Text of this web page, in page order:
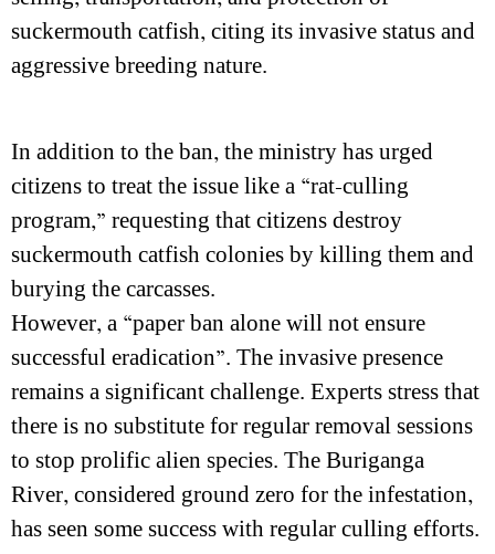
suckermouth catfish, citing its invasive status and
aggressive breeding nature.
In addition to the ban, the ministry has urged
citizens to treat the issue like a “rat-culling
program,” requesting that citizens destroy
suckermouth catfish colonies by killing them and
burying the carcasses.
However, a “paper ban alone will not ensure
successful eradication”. The invasive presence
remains a significant challenge. Experts stress that
there is no substitute for regular removal sessions
to stop prolific alien species. The Buriganga
River, considered ground zero for the infestation,
has seen some success with regular culling efforts.